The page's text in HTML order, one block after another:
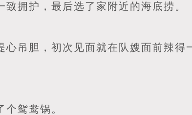
拥护，最后选了家附近的海底捞。
心吊胆，初次见面就在队嫂面前辣得
鸳鸯锅。